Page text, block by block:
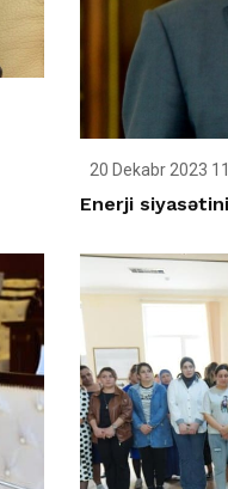
20 Dekabr 2023
Enerji